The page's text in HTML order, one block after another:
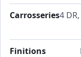
Carrosseries4
Finitions